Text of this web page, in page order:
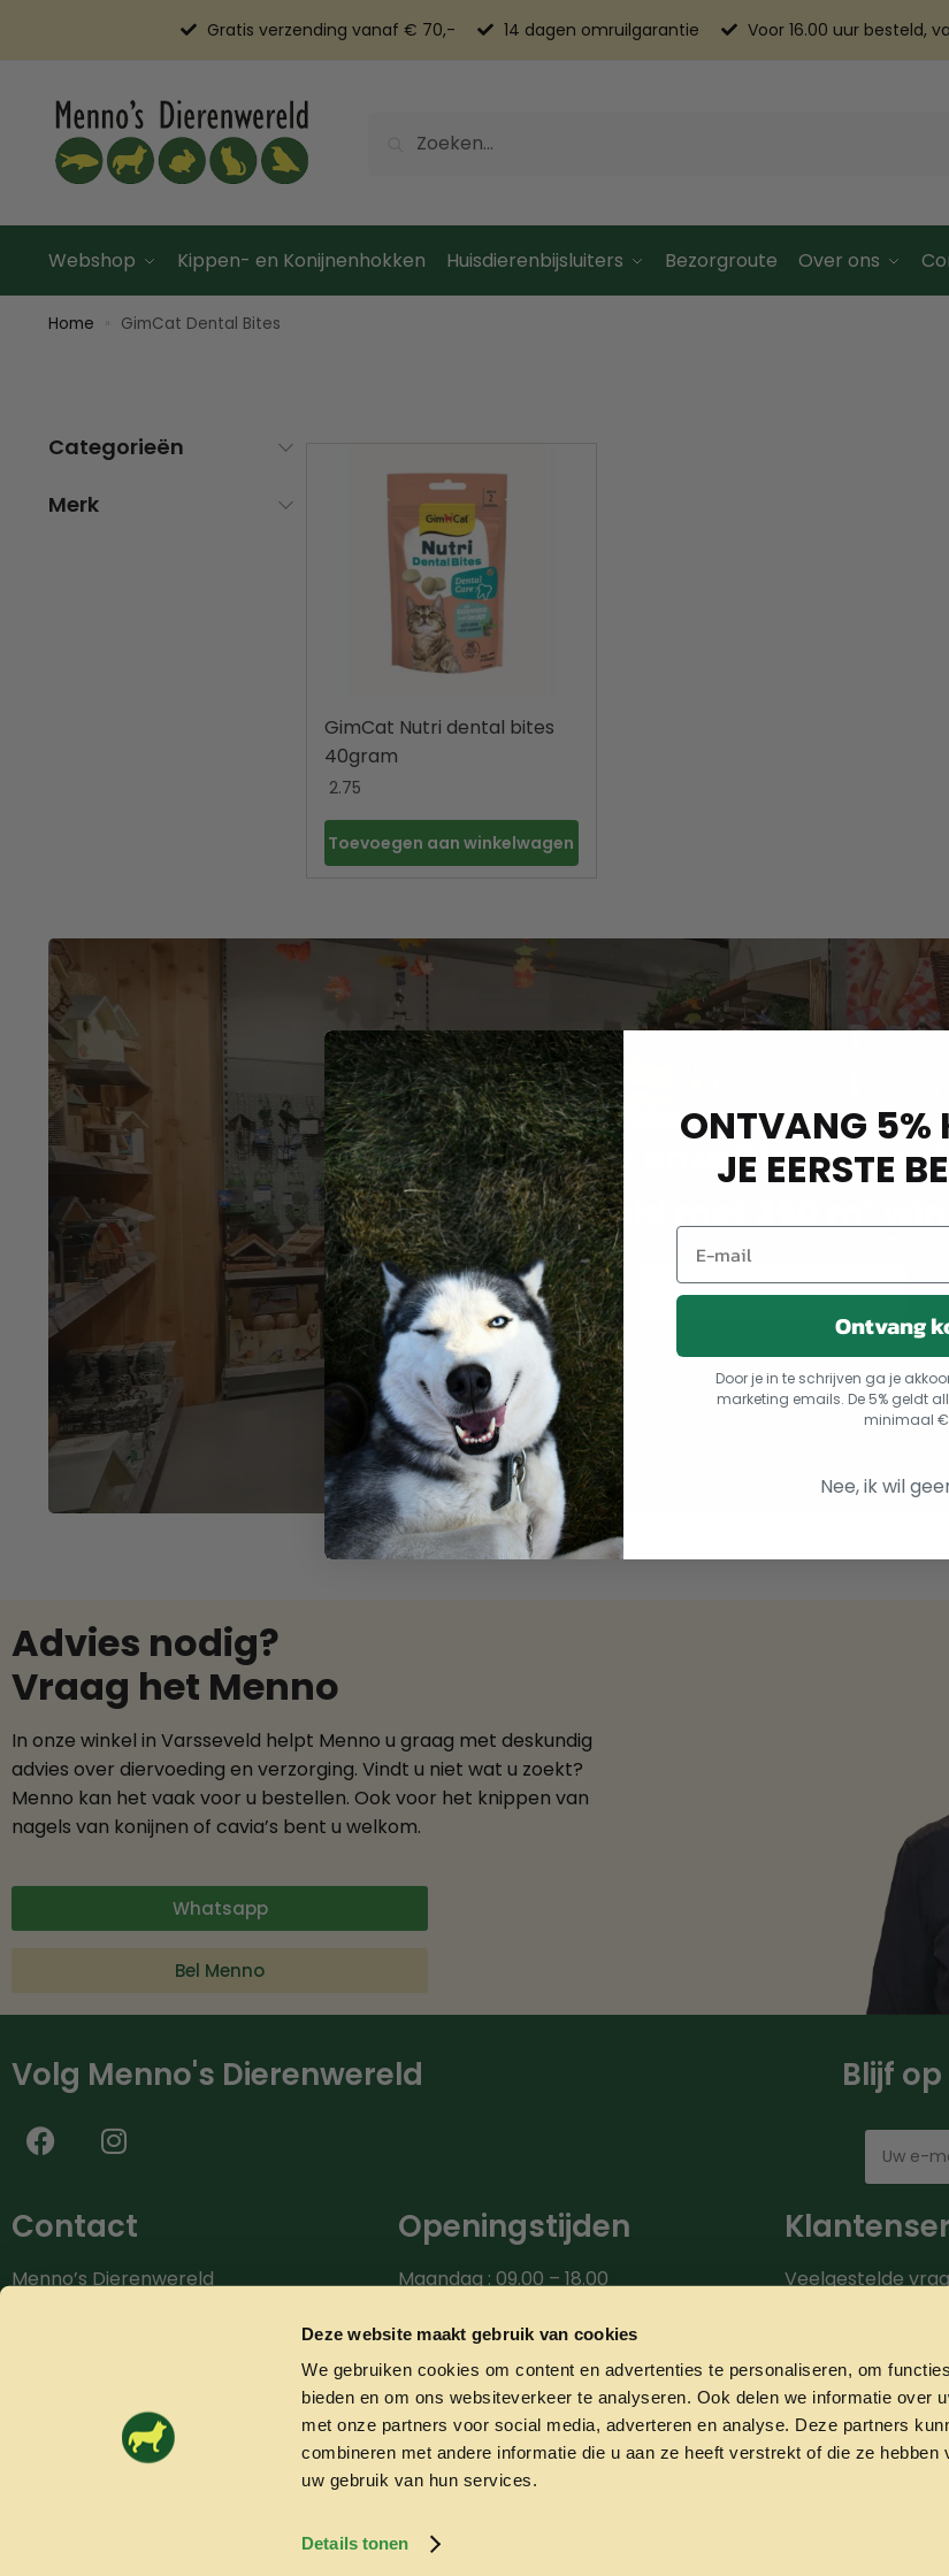
Deze website maakt gebruik van cookies
We gebruiken cookies om content en advertenties te personaliseren, om
bieden en om ons websiteverkeer te analyseren. Ook delen we informatie over
met onze partners voor social media, adverteren en analyse. Deze partners
combineren met andere informatie die u aan ze heeft verstrekt of die ze hebben
uw gebruik van hun services.
Details tonen
Gratis verzending vanaf € 70,- 14 dagen omruilgarantie Voor 16.00 uur besteld,
Webshop Kippen- en Konijnenhokken Huisdierenbijsluiters Bezorgroute Over ons
Home GimCat Dental Bites
GimCat Nutri dental bites
40gram
2.75
Toevoegen aan winkelwagen
Categorieën
Merk
Kom naar onze
in Varsseveld met 350 m²
Kom naar de winkel
Advies nodig?
Vraag het Menno
In onze winkel in Varsseveld helpt Menno u graag met deskundig
advies over diervoeding en verzorging. Vindt u niet wat u zoekt?
Menno kan het vaak voor u bestellen. Ook voor het knippen van
nagels van konijnen of cavia’s bent u welkom.
Whatsapp
Bel Menno
Volg Menno's Dierenwereld Blijf
Contact
Menno’s Dierenwereld
info@mennosdierenwereld.nl
Openingstijden
Maandag : 09.00 – 18.00
Woensdag: 09.00 – 18.00
Donderdag: 09.00 – 18.00
Vrijdag: 09.00 – 20.00
Zaterdag: 09.00 – 17.00
Veelgestelde
Over ons
Onze partners
Contact
Algemene voorwaarden
ONTVANG 5%
JE EERSTE
Ontvang
Door je in te schrijven ga je
marketing emails. De 5% geldt
minimaal
Nee, ik wil